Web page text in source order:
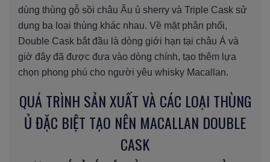
dùng thùng gỗ sồi châu Âu ủ sherry và Triple Cask sử
dụng ba loại thùng khác nhau. Về mặt phân phối,
Double Cask bắt đầu là dòng giới hạn tại châu Á và
giờ đây đã được đưa vào dòng chính, tạo thêm lựa
chọn phong phú cho người yêu whisky Macallan.
QUÁ TRÌNH SẢN XUẤT VÀ CÁC LOẠI THÙNG
Ủ ĐẶC BIỆT TẠO NÊN MACALLAN DOUBLE
CASK